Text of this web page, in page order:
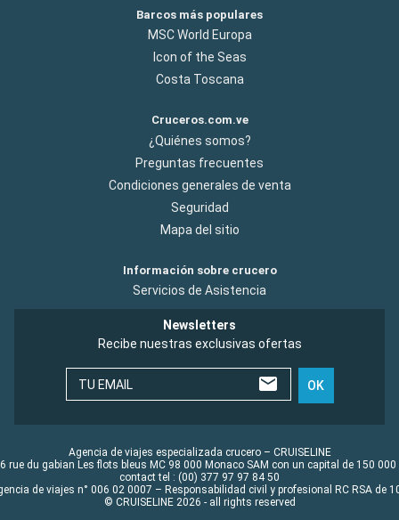
Barcos más populares
MSC World Europa
Icon of the Seas
Costa Toscana
Cruceros.com.ve
¿Quiénes somos?
Preguntas frecuentes
Condiciones generales de venta
Seguridad
Mapa del sitio
Información sobre crucero
Servicios de Asistencia
Newsletters
Recibe nuestras exclusivas ofertas
TU EMAIL OK
Agencia de viajes especializada crucero – CRUISELINE
rue du gabian Les flots bleus MC 98 000 Monaco SAM con un capital de 150 000
contact tel : (00) 377 97 97 84 50
de viajes n° 006 02 0007 – Responsabilidad civil y profesional RC RSA de
© CRUISELINE 2026 - all rights reserved